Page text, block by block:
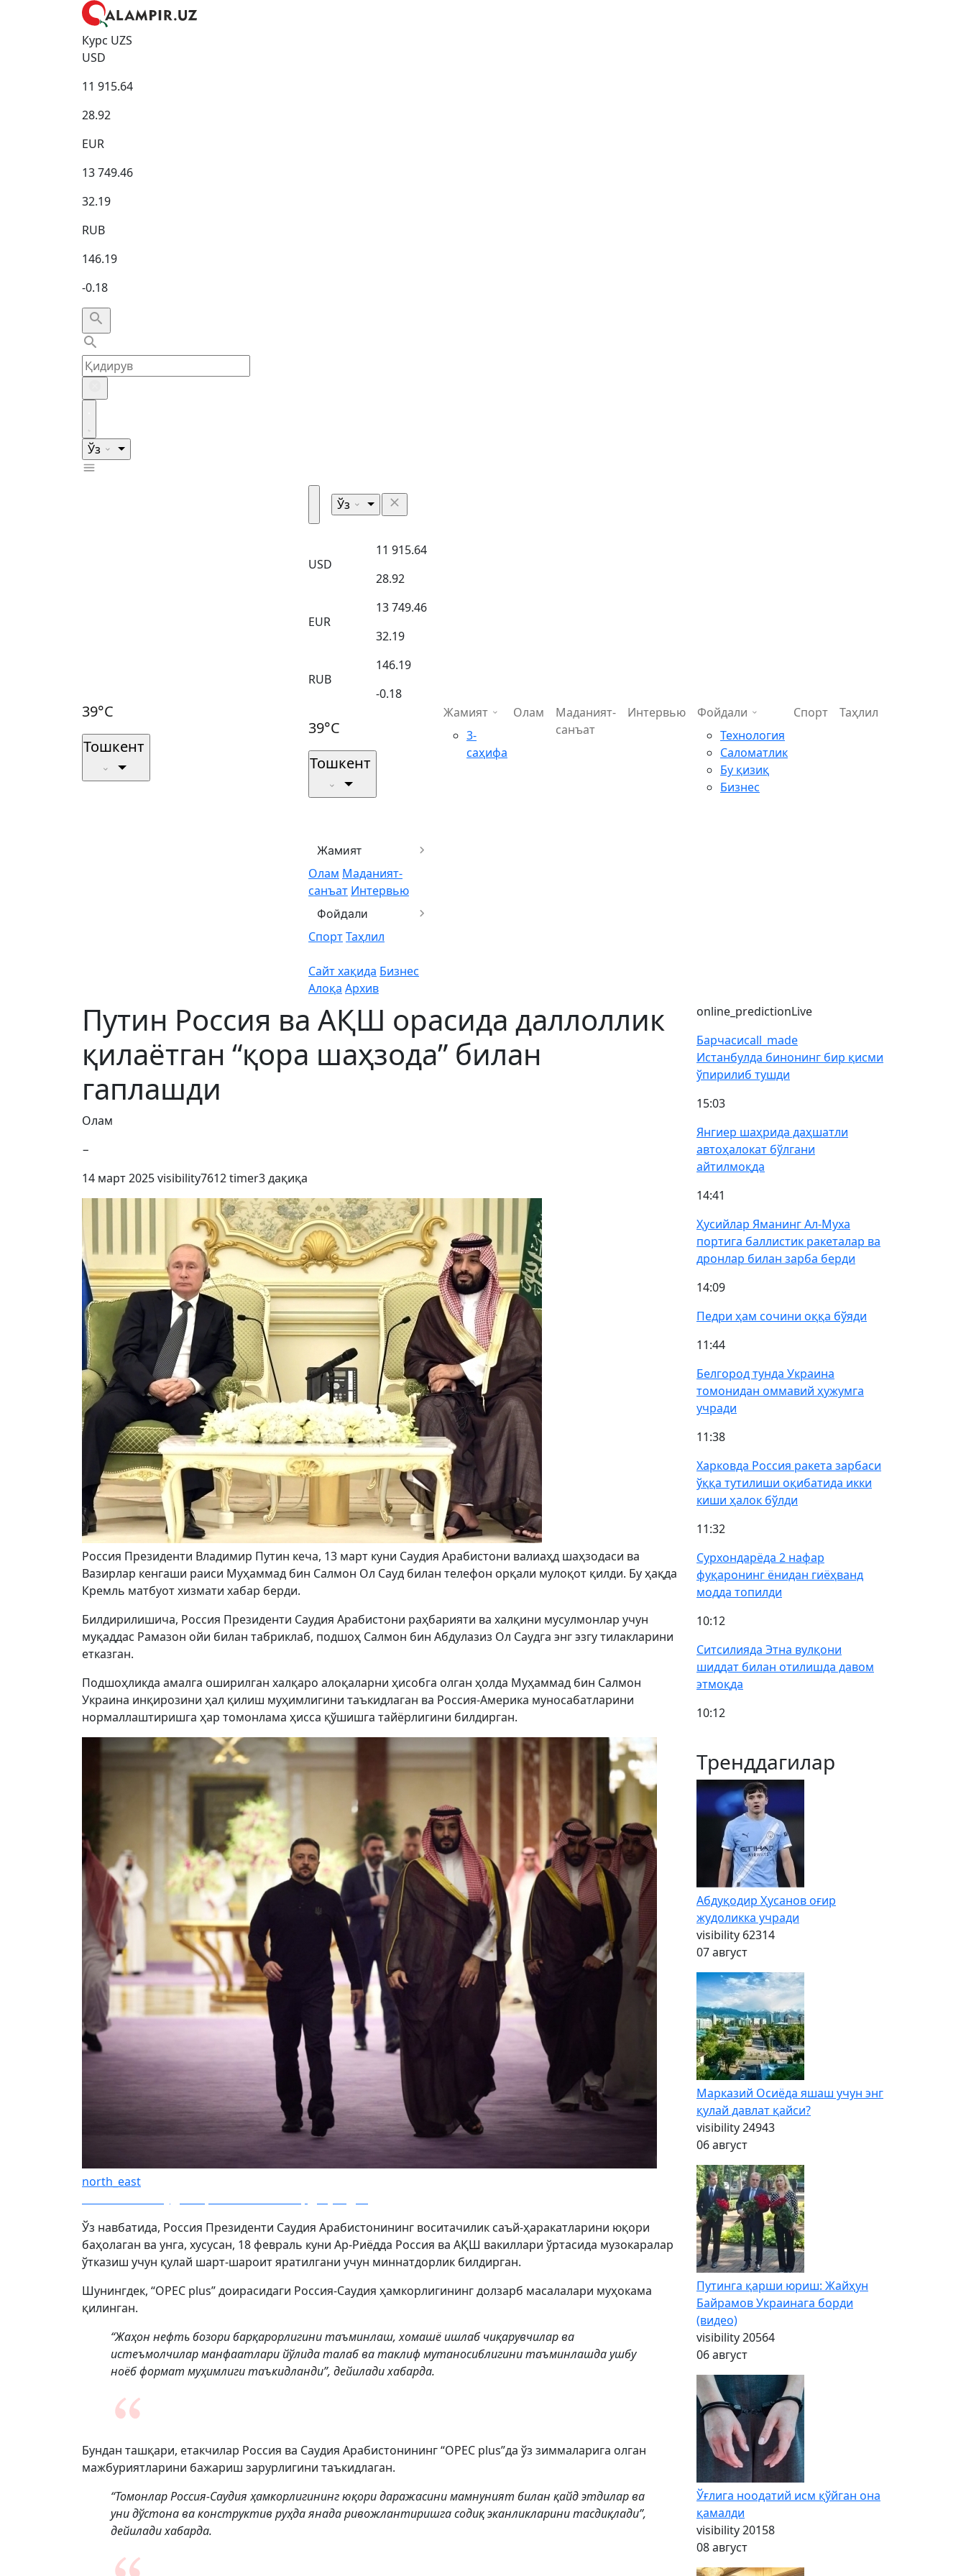
Курс UZS
USD
11 915.64
28.92
EUR
13 749.46
32.19
RUB
146.19
-0.18
Ўз
39°C
Тошкент
Ўз
USD
11 915.64
28.92
EUR
13 749.46
32.19
RUB
146.19
-0.18
39°C
Тошкент
Жамият
Олам Маданият-
санъат Интервью
Фойдали
СпортТаҳлил
Сайт хақида Бизнес
Алоқа Архив
Жамият
3-
саҳифа
Олам
Маданият-
санъат
Интервью
Фойдали
Технология
Саломатлик
Бу қизиқ
Бизнес
Спорт Таҳлил
Путин Россия ва АҚШ орасида даллоллик
қилаётган “қора шаҳзода” билан
гаплашди
Олам
−
14 март 2025visibility7612timer3 дақиқа
Россия Президенти Владимир Путин кеча, 13 март куни Саудия Арабистони валиаҳд шаҳзодаси ва
Вазирлар кенгаши раиси Муҳаммад бин Салмон Ол Сауд билан телефон орқали мулоқот қилди. Бу ҳақда
Кремль матбуот хизмати хабар берди.
Билдирилишича, Россия Президенти Саудия Арабистони раҳбарияти ва халқини мусулмонлар учун
муқаддас Рамазон ойи билан табриклаб, подшоҳ Салмон бин Абдулазиз Ол Саудга энг эзгу тилакларини
етказган.
Подшоҳликда амалга оширилган халқаро алоқаларни ҳисобга олган ҳолда Муҳаммад бин Салмон
Украина инқирозини ҳал қилиш муҳимлигини таъкидлаган ва Россия-Америка муносабатларини
нормаллаштиришга ҳар томонлама ҳисса қўшишга тайёрлигини билдирган.
north_east
Ўз навбатида, Россия Президенти Саудия Арабистонининг воситачилик саъй-ҳаракатларини юқори
баҳолаган ва унга, хусусан, 18 февраль куни Ар-Риёдда Россия ва АҚШ вакиллари ўртасида музокаралар
ўтказиш учун қулай шарт-шароит яратилгани учун миннатдорлик билдирган.
Шунингдек, “OPEC plus” доирасидаги Россия-Саудия ҳамкорлигининг долзарб масалалари муҳокама
қилинган.
“Жаҳон нефть бозори барқарорлигини таъминлаш, хомашё ишлаб чиқарувчилар ва
истеъмолчилар манфаатлари йўлида талаб ва таклиф мутаносиблигини таъминлашда ушбу
ноёб формат муҳимлиги таъкидланди”, дейилади хабарда.
Бундан ташқари, етакчилар Россия ва Саудия Арабистонининг “OPEC plus”да ўз зиммаларига олган
мажбуриятларини бажариш зарурлигини таъкидлаган.
“Томонлар Россия-Саудия ҳамкорлигининг юқори даражасини мамнуният билан қайд этдилар ва
уни дўстона ва конструктив руҳда янада ривожлантиришга содиқ эканликларини тасдиқлади”,
дейилади хабарда.
online_predictionLive
Барчасиcall_made
Истанбулда бинонинг бир қисми
ўпирилиб тушди
15:03
Янгиер шаҳрида даҳшатли
автоҳалокат бўлгани
айтилмоқда
14:41
Ҳусийлар Яманинг Ал-Муха
портига баллистик ракеталар ва
дронлар билан зарба берди
14:09
Педри ҳам сочини оққа бўяди
11:44
Белгород тунда Украина
томонидан оммавий ҳужумга
учради
11:38
Харковда Россия ракета зарбаси
ўққа тутилиши оқибатида икки
киши ҳалок бўлди
11:32
Сурхондарёда 2 нафар
фуқаронинг ёнидан гиёҳванд
модда топилди
10:12
Ситсилияда Этна вулқони
шиддат билан отилишда давом
этмоқда
10:12
Тренддагилар
Абдуқодир Ҳусанов оғир
жудоликка учради
visibility 62314
07 август
Марказий Осиёда яшаш учун энг
қулай давлат қайси?
visibility24943
06 август
Путинга қарши юриш: Жайҳун
Байрамов Украинага борди
(видео)
visibility20564
06 август
Ўғлига ноодатий исм қўйган она
қамалди
visibility20158
08 август